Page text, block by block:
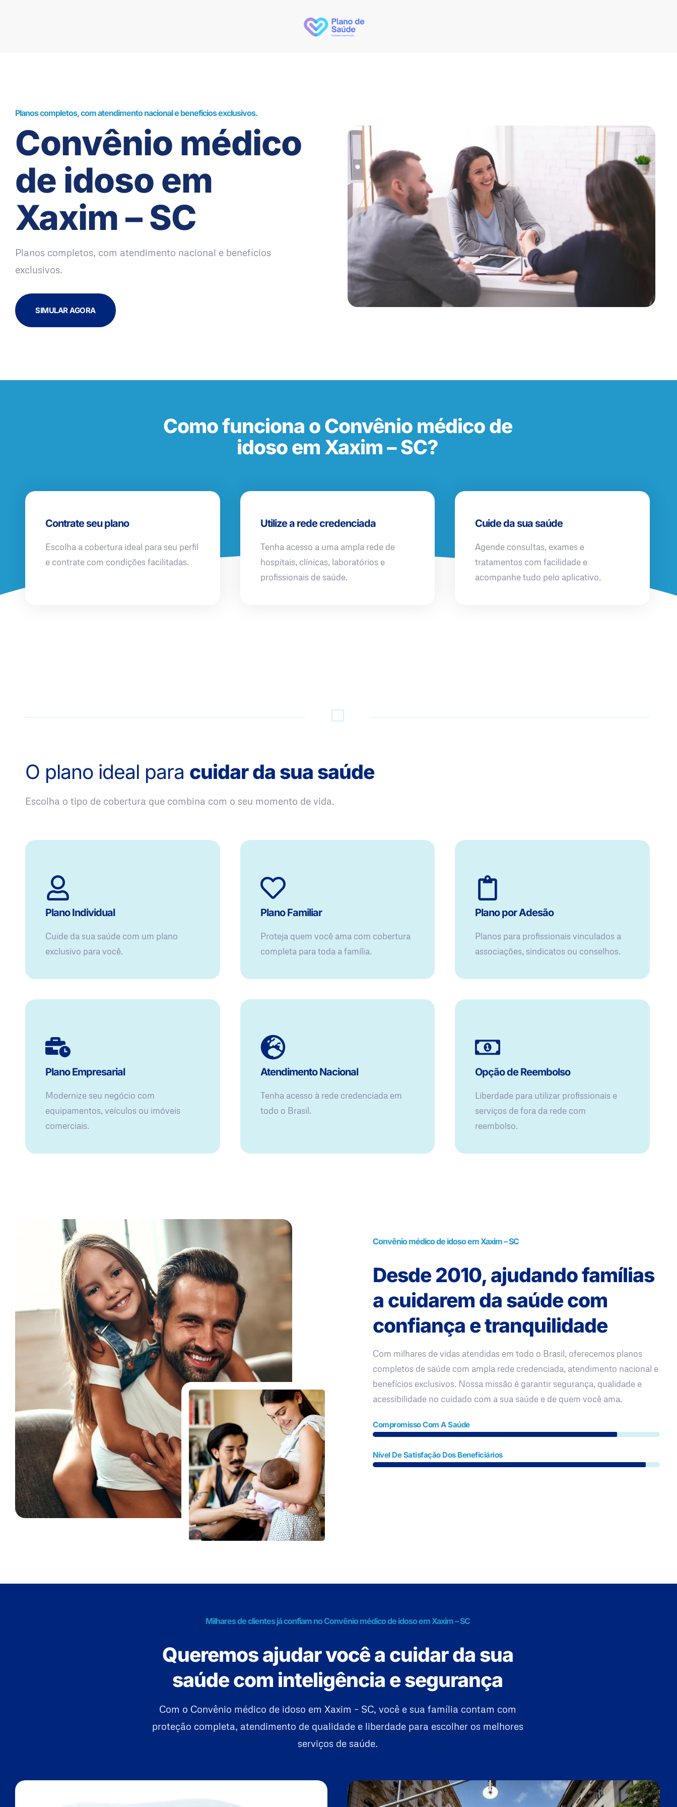
Planos completos, com atendimento nacional e benefícios exclusivos.
Convênio médico
de idoso em
Xaxim – SC
Planos completos, com atendimento nacional e benefícios
exclusivos.
SIMULAR AGORA
Como funciona o Convênio médico de
idoso em Xaxim – SC?
Contrate seu plano
Escolha a cobertura ideal para seu perfil
e contrate com condições facilitadas.
Utilize a rede credenciada
Tenha acesso a uma ampla rede de
hospitais, clínicas, laboratórios e
profissionais de saúde.
Cuide da sua saúde
Agende consultas, exames e
tratamentos com facilidade e
acompanhe tudo pelo aplicativo.
O plano ideal para cuidar da sua saúde
Escolha o tipo de cobertura que combina com o seu momento de vida.
Plano Individual
Cuide da sua saúde com um plano
exclusivo para você.
Plano Familiar
Proteja quem você ama com cobertura
completa para toda a família.
Plano por Adesão
Planos para profissionais vinculados a
associações, sindicatos ou conselhos.
Plano Empresarial
Modernize seu negócio com
equipamentos, veículos ou imóveis
comerciais.
Atendimento Nacional
Tenha acesso à rede credenciada em
todo o Brasil.
Opção de Reembolso
Liberdade para utilizar profissionais e
serviços de fora da rede com
reembolso.
Convênio médico de idoso em Xaxim – SC
Desde 2010, ajudando famílias
a cuidarem da saúde com
confiança e tranquilidade
Com milhares de vidas atendidas em todo o Brasil, oferecemos planos
completos de saúde com ampla rede credenciada, atendimento nacional e
benefícios exclusivos. Nossa missão é garantir segurança, qualidade e
acessibilidade no cuidado com a sua saúde e de quem você ama.
Compromisso Com A Saúde
Nível De Satisfação Dos Beneficiários
Milhares de clientes já confiam no Convênio médico de idoso em Xaxim – SC
Queremos ajudar você a cuidar da sua
saúde com inteligência e segurança
Com o Convênio médico de idoso em Xaxim – SC, você e sua família contam com
proteção completa, atendimento de qualidade e liberdade para escolher os melhores
serviços de saúde.